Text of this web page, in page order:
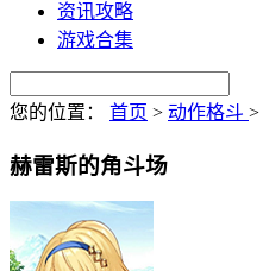
资讯攻略
游戏合集
您的位置： 首页 > 动作格斗 >
赫雷斯的角斗场